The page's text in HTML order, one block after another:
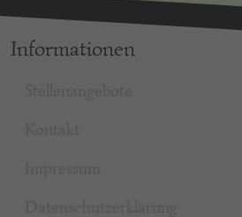
Informationen